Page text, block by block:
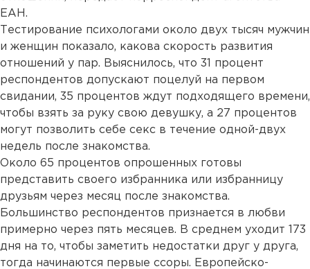
ЕАН.
Тестирование психологами около двух тысяч мужчин
и женщин показало, какова скорость развития
отношений у пар. Выяснилось, что 31 процент
респондентов допускают поцелуй на первом
свидании, 35 процентов ждут подходящего времени,
чтобы взять за руку свою девушку, а 27 процентов
могут позволить себе секс в течение одной-двух
недель после знакомства.
Около 65 процентов опрошенных готовы
представить своего избранника или избранницу
друзьям через месяц после знакомства.
Большинство респондентов признается в любви
примерно через пять месяцев. В среднем уходит 173
дня на то, чтобы заметить недостатки друг у друга,
тогда начинаются первые ссоры. Европейско-